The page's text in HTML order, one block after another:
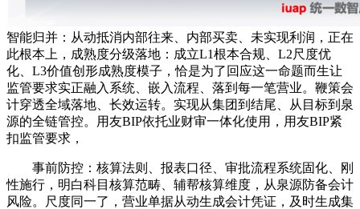
智能归并：从动抵消内部往来、内部买卖、未实现利润，正在
此根本上，成熟度分级落地：成立L1根本合规、L2尺度优
化、L3价值创形成熟度模子，恰是为了回应这一命题而生让
监管要求实正融入系统、嵌入流程、落到每一笔营业。鞭策会
计穿透全域落地、长效运转。实现从集团到结尾、从目标到泉
源的全链管控。用友BIP依托业财审一体化使用，用友BIP紧
扣监管要求，
事前防控：核算法则、报表口径、审批流程系统固化、刚
性施行，明白科目核算范畴、辅帮核算维度，从泉源防备会计
风险。尺度同一了，营业单据从动生成会计凭证，及时生成集